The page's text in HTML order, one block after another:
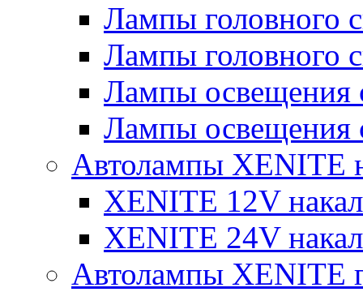
Лампы головного
Лампы головного
Лампы освещения
Лампы освещения
Автолампы XENITE
XENITE 12V
XENITE 24V
Автолампы XENITE